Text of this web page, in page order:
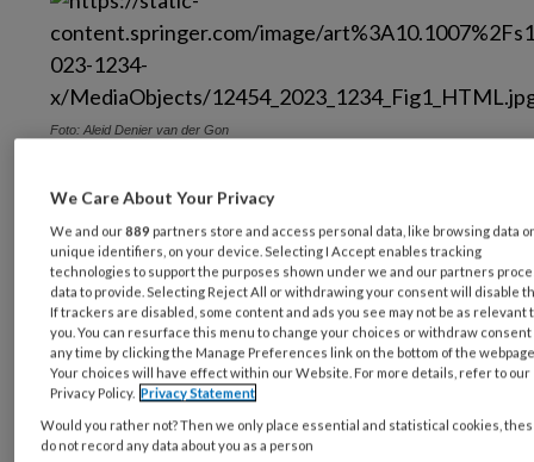
Foto: Aleid Denier van der Gon
Dweilen met de kraan open. Zo omschrijft
Jutka Halberstadt, universitair docent
Kinderobesitas aan de Vrije Universiteit en
onderzoeksleider van Care for Obesity, de
strijd tegen ernstig overgewicht bij kinderen.
Tijdens ons gesprek in een koffietent op de
Amsterdamse Zuidas windt Halberstadt er
verantwoordelijkheid nemen voor de steeds
We Care About Your Privacy
We and our889 partners store and access personal data, like browsing data
unique identifiers, on your device. Selecting I Accept enables tracking
technologies to support the purposes shown under we and our partners
data to provide. Selecting Reject All or withdrawing your consent will disable
If trackers are disabled, some content and ads you see may not be as relevant
you. You can resurface this menu to change your choices or withdraw consent
any time by clicking the Manage Preferences link on the bottom of the
Your choices will have effect within our Website. For more details, refer to our
Privacy Policy. Privacy Statement
Would you rather not? Then we only place essential and statistical cookies,
do not record any data about you as a person